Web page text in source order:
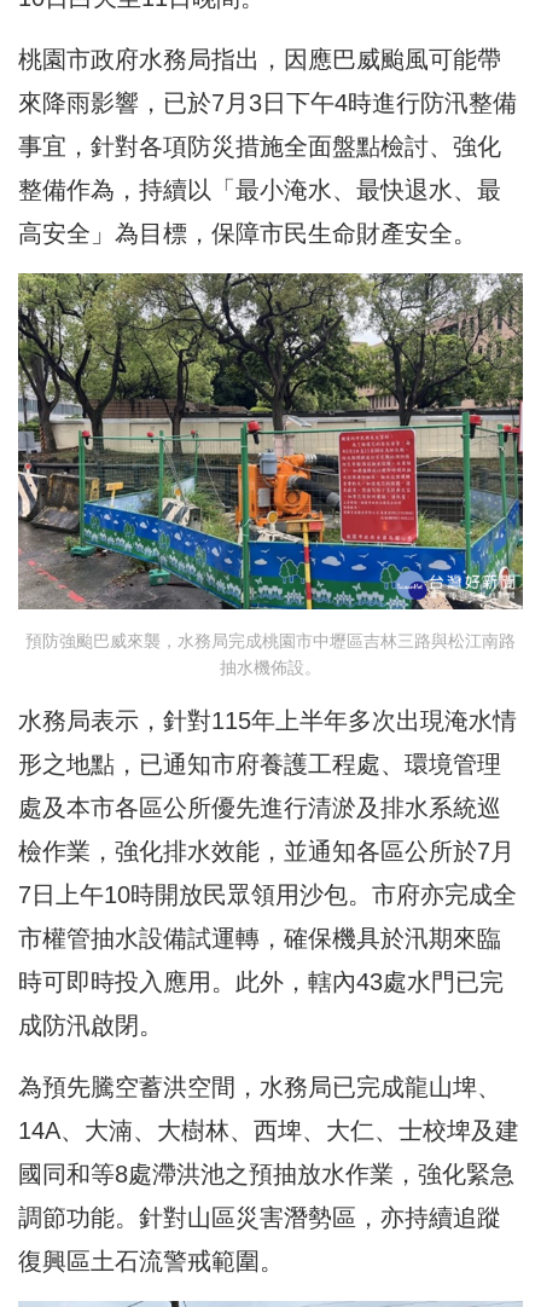
桃園市政府水務局指出，因應巴威颱風可能帶
來降雨影響，已於7月3日下午4時進行防汛整備
事宜，針對各項防災措施全面盤點檢討、強化
整備作為，持續以「最小淹水、最快退水、最
高安全」為目標，保障市民生命財產安全。
預防強颱巴威來襲，水務局完成桃園市中壢區吉林三路與松江南路
抽水機佈設。
水務局表示，針對115年上半年多次出現淹水情
形之地點，已通知市府養護工程處、環境管理
處及本市各區公所優先進行清淤及排水系統巡
檢作業，強化排水效能，並通知各區公所於7月
7日上午10時開放民眾領用沙包。市府亦完成全
市權管抽水設備試運轉，確保機具於汛期來臨
時可即時投入應用。此外，轄內43處水門已完
成防汛啟閉。
為預先騰空蓄洪空間，水務局已完成龍山埤、
14A、大湳、大樹林、西埤、大仁、士校埤及建
國同和等8處滯洪池之預抽放水作業，強化緊急
調節功能。針對山區災害潛勢區，亦持續追蹤
復興區土石流警戒範圍。